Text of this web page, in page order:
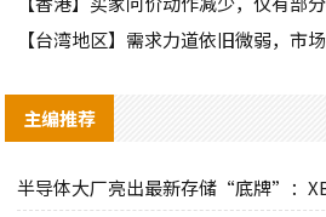
【台湾地区】需求力道依旧微弱，市
主编推荐
半导体大厂亮出最新存储“底牌”：